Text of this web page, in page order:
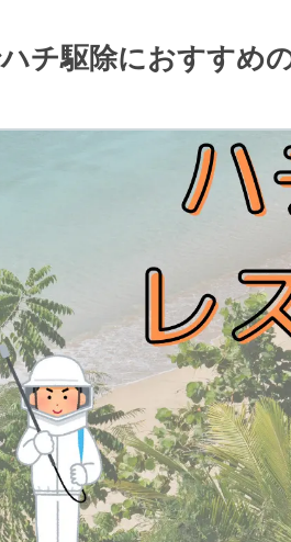
チ駆除におすすめ